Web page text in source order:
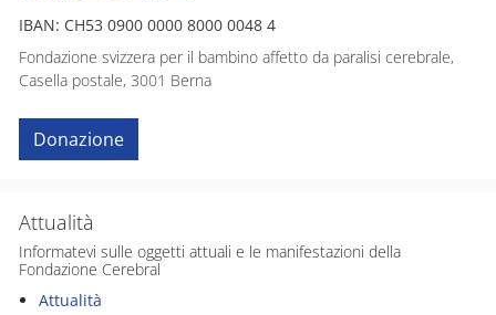
IBAN: CH53 0900 0000 8000 0048 4
Fondazione svizzera per il bambino affetto da paralisi cerebrale,
Casella postale, 3001 Berna
Donazione
Attualità
Informatevi sulle oggetti attuali e le manifestazioni della
Fondazione Cerebral
Attualità